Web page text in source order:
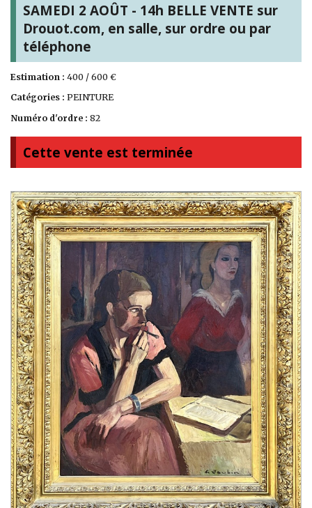
SAMEDI 2 AOÛT - 14h BELLE VENTE sur
Drouot.com, en salle, sur ordre ou par
téléphone
Estimation : 400 / 600 €
Catégories : PEINTURE
Numéro d'ordre : 82
Cette vente est terminée